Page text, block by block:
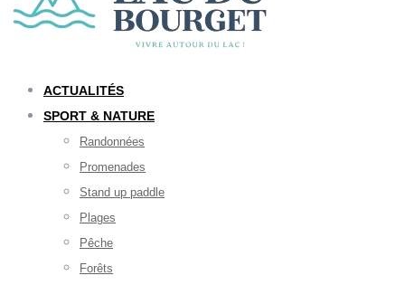
ACTUALITÉS
SPORT & NATURE
Randonnées
Promenades
Stand up paddle
Plages
Pêche
Forêts